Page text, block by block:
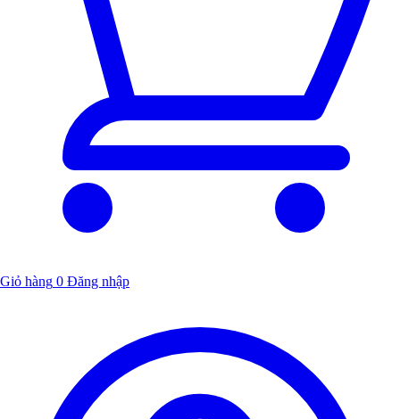
Giỏ hàng 0 Đăng nhập